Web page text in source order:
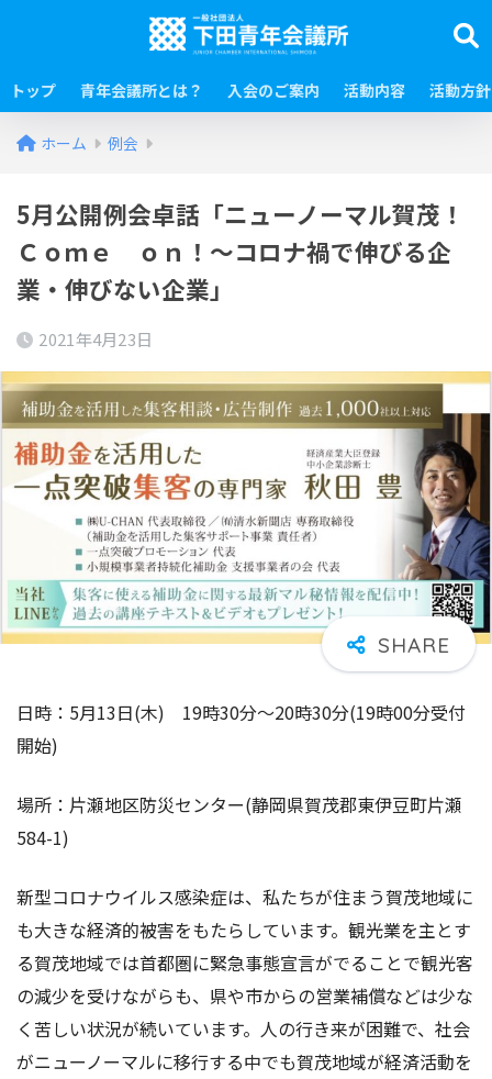
トップ 青年会議所とは？ 入会のご案内 活動内容 活動方針
ホーム 例会
5月公開例会卓話「ニューノーマル賀茂！
Ｃｏｍｅ ｏｎ！～コロナ禍で伸びる企
業・伸びない企業」
2021年4月23日
日時：5月13日(木) 19時30分～20時30分(19時00分受付
開始)
場所：片瀬地区防災センター(静岡県賀茂郡東伊豆町片瀬
584-1)
新型コロナウイルス感染症は、私たちが住まう賀茂地域に
も大きな経済的被害をもたらしています。観光業を主とす
る賀茂地域では首都圏に緊急事態宣言がでることで観光客
の減少を受けながらも、県や市からの営業補償などは少な
く苦しい状況が続いています。人の行き来が困難で、社会
がニューノーマルに移行する中でも賀茂地域が経済活動を